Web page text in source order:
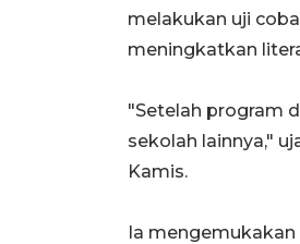
melakukan uji
meningkatkan
"Setelah program
sekolah lainnya,"
Kamis.
Ia